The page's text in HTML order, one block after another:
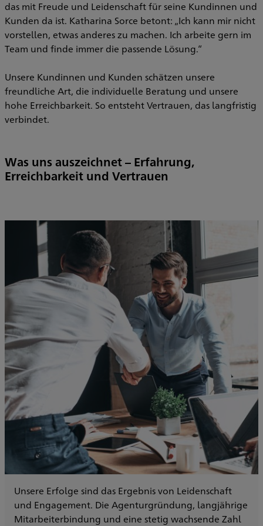
das mit Freude und Leidenschaft für seine Kundinnen und
Kunden da ist. Katharina Sorce betont: „Ich kann mir nicht
vorstellen, etwas anderes zu machen. Ich arbeite gern im
Team und finde immer die passende Lösung.“
Unsere Kundinnen und Kunden schätzen unsere
freundliche Art, die individuelle Beratung und unsere
hohe Erreichbarkeit. So entsteht Vertrauen, das langfristig
verbindet.
Was uns auszeichnet – Erfahrung,
Erreichbarkeit und Vertrauen
Unsere Erfolge sind das Ergebnis von Leidenschaft
und Engagement. Die Agenturgründung, langjährige
Mitarbeiterbindung und eine stetig wachsende Zahl